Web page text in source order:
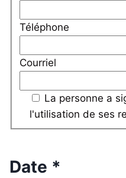
Téléphone
Courriel
La personne a
l'utilisation de ses
Date *